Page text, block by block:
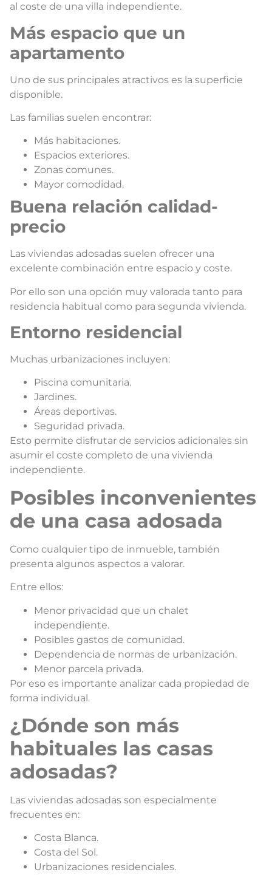
al coste de una villa independiente.
Más espacio que un
apartamento
Uno de sus principales atractivos es la superficie
disponible.
Las familias suelen encontrar:
Más habitaciones.
Espacios exteriores.
Zonas comunes.
Mayor comodidad.
Buena relación calidad-
precio
Las viviendas adosadas suelen ofrecer una
excelente combinación entre espacio y coste.
Por ello son una opción muy valorada tanto para
residencia habitual como para segunda vivienda.
Entorno residencial
Muchas urbanizaciones incluyen:
Piscina comunitaria.
Jardines.
Áreas deportivas.
Seguridad privada.
Esto permite disfrutar de servicios adicionales sin
asumir el coste completo de una vivienda
independiente.
Posibles inconvenientes
de una casa adosada
Como cualquier tipo de inmueble, también
presenta algunos aspectos a valorar.
Entre ellos:
Menor privacidad que un chalet
independiente.
Posibles gastos de comunidad.
Dependencia de normas de urbanización.
Menor parcela privada.
Por eso es importante analizar cada propiedad de
forma individual.
¿Dónde son más
habituales las casas
adosadas?
Las viviendas adosadas son especialmente
frecuentes en:
Costa Blanca.
Costa del Sol.
Urbanizaciones residenciales.